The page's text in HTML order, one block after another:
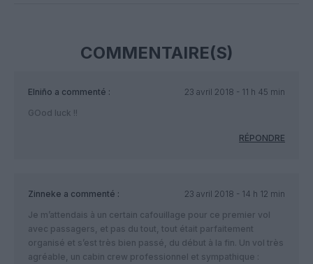
COMMENTAIRE(S)
Elniño a commenté :
23 avril 2018 - 11 h 45 min
GOod luck !!
RÉPONDRE
Zinneke a commenté :
23 avril 2018 - 14 h 12 min
Je m’attendais à un certain cafouillage pour ce premier vol
avec passagers, et pas du tout, tout était parfaitement
organisé et s’est très bien passé, du début à la fin. Un vol très
agréable, un cabin crew professionnel et sympathique :